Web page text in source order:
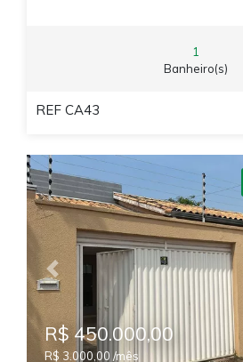
1
Banheiro(s)
REF CA43
Previous
R$ 450.000,00
R$ 3.000,00 /mês